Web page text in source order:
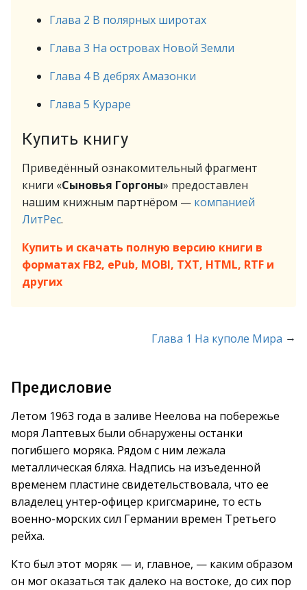
Глава 2 В полярных широтах
Глава 3 На островах Новой Земли
Глава 4 В дебрях Амазонки
Глава 5 Кураре
Купить книгу
Приведённый ознакомительный фрагмент
книги «Сыновья Горгоны» предоставлен
нашим книжным партнёром — компанией
ЛитРес.
Купить и скачать полную версию книги в
форматах FB2, ePub, MOBI, TXT, HTML, RTF и
других
Глава 1 На куполе Мира →
Предисловие
Летом 1963 года в заливе Неелова на побережье
моря Лаптевых были обнаружены останки
погибшего моряка. Рядом с ним лежала
металлическая бляха. Надпись на изъеденной
временем пластине свидетельствовала, что ее
владелец унтер-офицер кригсмарине, то есть
военно-морских сил Германии времен Третьего
рейха.
Кто был этот моряк — и, главное, — каким образом
он мог оказаться так далеко на востоке, до сих пор